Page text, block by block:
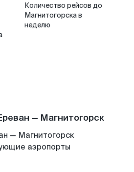
Количество рейсов до
Магнитогорска в
неделю
— Магнитогорск
— Магнитогорск
аэропорты